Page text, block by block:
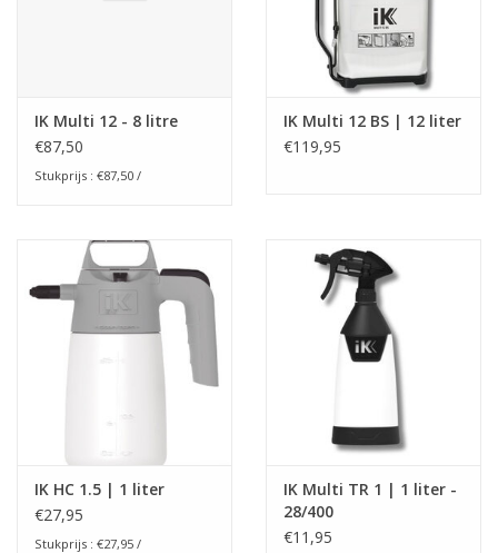
IK Multi 12 - 8 litre
€87,50
Stukprijs : €87,50 /
IK Multi 12 BS | 12 liter
€119,95
IK HC 1.5 | 1 liter
€27,95
Stukprijs : €27,95 /
IK Multi TR 1 | 1 liter -
28/400
€11,95